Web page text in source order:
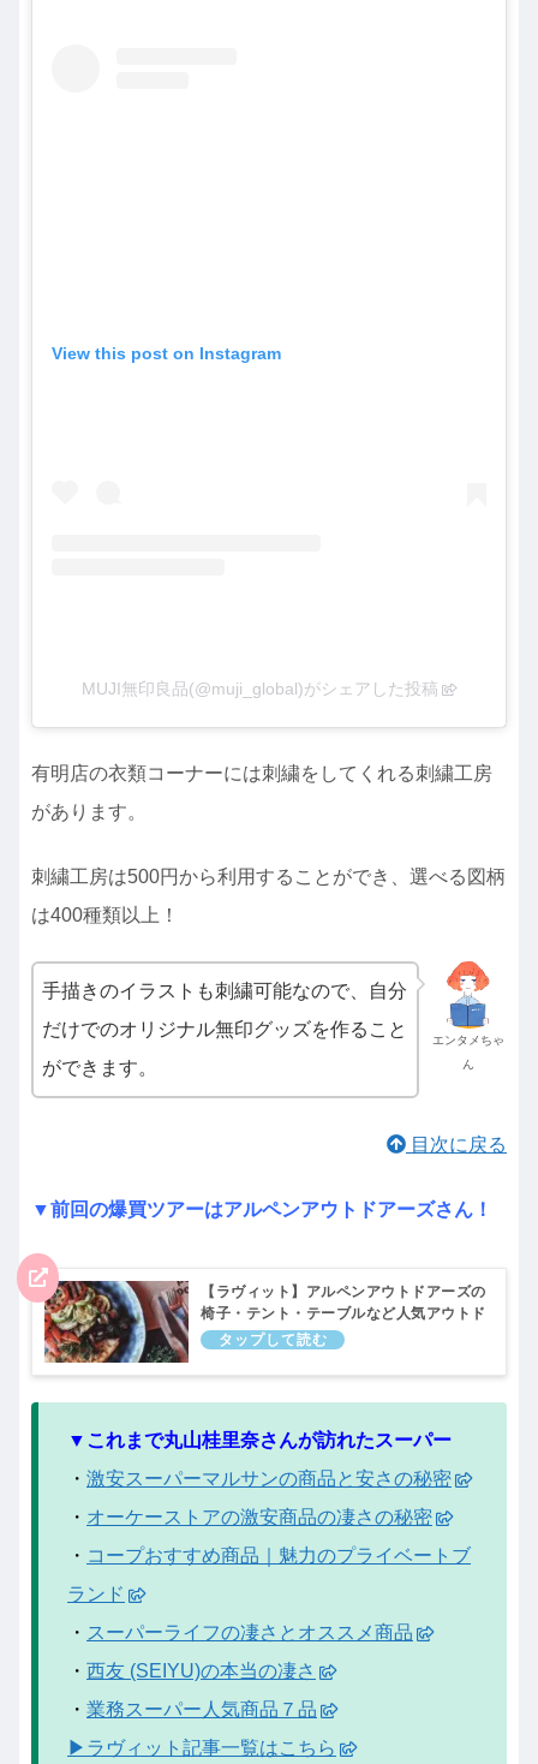
View this post on Instagram
MUJI無印良品(@muji_global)がシェアした投稿
有明店の衣類コーナーには刺繍をしてくれる刺繍工房
があります。
刺繍工房は500円から利用することができ、選べる図柄
は400種類以上！
エンタメちゃ
ん
手描きのイラストも刺繍可能なので、自分
だけでのオリジナル無印グッズを作ること
ができます。
目次に戻る
▼前回の爆買ツアーはアルペンアウトドアーズさん！
【ラヴィット】アルペンアウトドアーズの
椅子・テント・テーブルなど人気アウトド
アグッズを丸山桂里奈さんが爆買い！ラビ
▼これまで丸山桂里奈さんが訪れたスーパー
・ 激安スーパーマルサンの商品と安さの秘密
・ オーケーストアの激安商品の凄さの秘密
・ コープおすすめ商品｜魅力のプライベートブ
ランド
・ スーパーライフの凄さとオススメ商品
・ 西友 (SEIYU)の本当の凄さ
・ 業務スーパー人気商品７品
▶ラヴィット記事一覧はこちら